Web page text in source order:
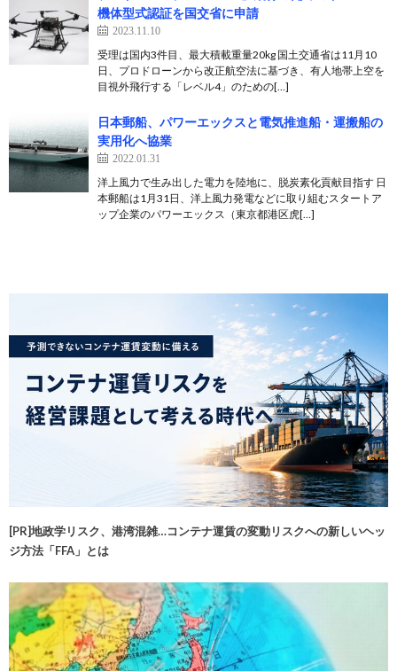
機体型式認証を国交省に申請
2023.11.10
受理は国内3件目、最大積載重量20kg 国土交通省は11月10
日、プロドローンから改正航空法に基づき、有人地帯上空を
目視外飛行する「レベル4」のための[…]
日本郵船、パワーエックスと電気推進船・運搬船の
実用化へ協業
2022.01.31
洋上風力で生み出した電力を陸地に、脱炭素化貢献目指す 日
本郵船は1月31日、洋上風力発電などに取り組むスタートア
ップ企業のパワーエックス（東京都港区⻁[…]
[PR]地政学リスク、港湾混雑…コンテナ運賃の変動リスクへの新しいヘッ
ジ方法「FFA」とは